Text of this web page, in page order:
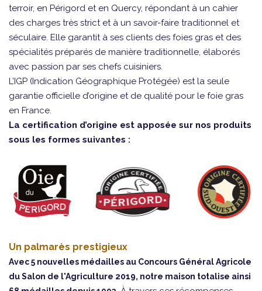
terroir, en Périgord et en Quercy, répondant à un cahier
des charges très strict et à un savoir-faire traditionnel et
séculaire. Elle garantit à ses clients des foies gras et des
spécialités préparés de manière traditionnelle, élaborés
avec passion par ses chefs cuisiniers.
L’IGP (Indication Géographique Protégée) est la seule
garantie officielle d’origine et de qualité pour le foie gras
en France.
La certification d’origine est apposée sur nos produits
sous les formes suivantes :
Un palmarès prestigieux
Avec 5 nouvelles médailles au Concours Général Agricole
du Salon de l'Agriculture 2019, notre maison totalise ainsi